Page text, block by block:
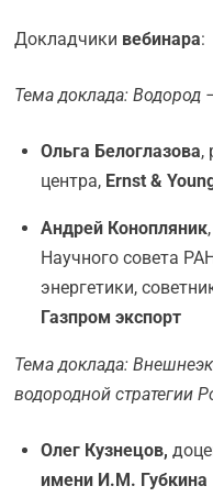
Докладчики вебинара:
Тема доклада: Водород
Ольга Белоглазова,
центра, Ernst &
Андрей Конопляник
Научного совета
энергетики,
Газпром экспорт
Тема доклада:
водородной стратегии
Олег Кузнецов,
имени И.М. Губкина